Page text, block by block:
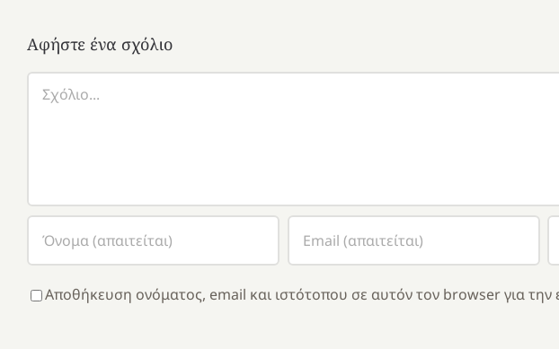
Αφήστε ένα σχόλιο
Αποθήκευση ονόματος, email και ιστότοπου σε αυτόν τον browser για